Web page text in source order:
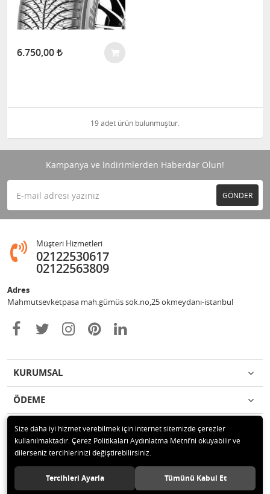
6.750,00
19 adet ürün bulunmuştur.
Kampanya ve İndirimlerden Haberdar Olun!
GÖNDER
Müşteri Hizmetleri
02122530617
02122563809
Adres
Mahmutsevketpasa mah.gümüs sok.no,25 okmeydanı-istanbul
KURUMSAL
ÖDEME
İLETİŞİM
© 2020 Metin otomotiv hizmet ve ticaret ltd.şti Tüm hakları saklıdır.
Size daha iyi hizmet verebilmek için internet sitemizde çerezler
kullanılmaktadır. Çerez Politikaları Aydınlatma Metni’ni okuyabilir ve
dilerseniz tercihlerinizi değiştirebilirsiniz.
Tercihleri Ayarla Tümünü Kabul Et